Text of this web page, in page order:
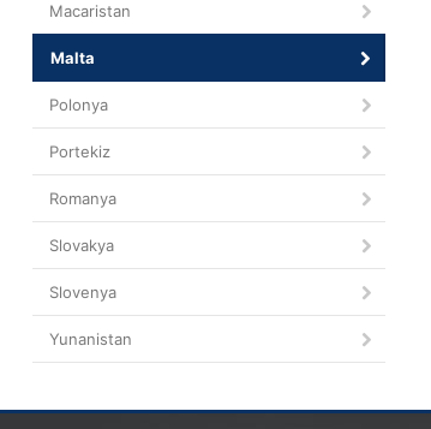
Macaristan
Malta
Polonya
Portekiz
Romanya
Slovakya
Slovenya
Yunanistan